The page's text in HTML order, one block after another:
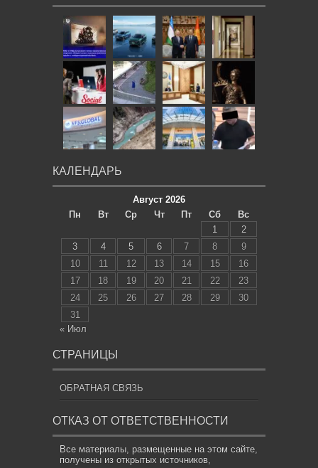
КАЛЕНДАРЬ
Август 2026
Пн
Вт Ср Чт Пт Сб
Вс
1
2
3
4 5 6 7 8
9
10
11 12 13 14 15
16
17
18 19 20 21 22
23
24
25 26 27 28 29
30
31
« Июл
СТРАНИЦЫ
ОБРАТНАЯ СВЯЗЬ
ОТКАЗ ОТ ОТВЕТСТВЕННОСТИ
Все материалы, размещенные на этом сайте,
получены из открытых источников,